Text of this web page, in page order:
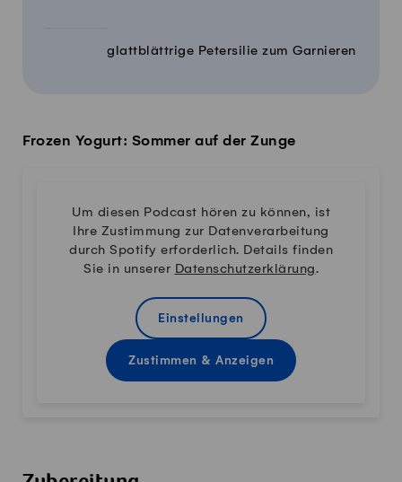
glattblättrige Petersilie zum Garnieren
Frozen Yogurt: Sommer auf der Zunge
Um diesen Podcast hören zu können, ist
Ihre Zustimmung zur Datenverarbeitung
durch Spotify erforderlich. Details finden
Sie in unserer Datenschutzerklärung.
Einstellungen
Zustimmen & Anzeigen